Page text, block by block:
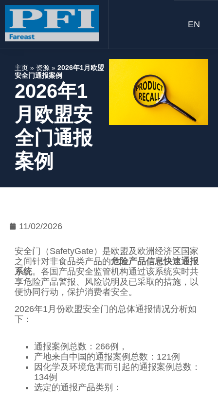
EN
主页 » 资源 » 2026年1月欧盟
安全门通报案例
2026年1
月欧盟安
全门通报
案例
11/02/2026
安全门（SafetyGate）是欧盟及欧洲经济区国家
之间针对非食品类产品的危险产品信息快速通报
系统。各国产品安全监管机构通过该系统实时共
享危险产品警报、风险说明及已采取的措施，以
便协同行动，保护消费者安全。
2026年1月份欧盟安全门的总体通报情况分析如
下：
通报案例总数：266例，
产地来自中国的通报案例总数：121例
因化学及环境危害而引起的通报案例总数：
134例
选定的通报产品类别：